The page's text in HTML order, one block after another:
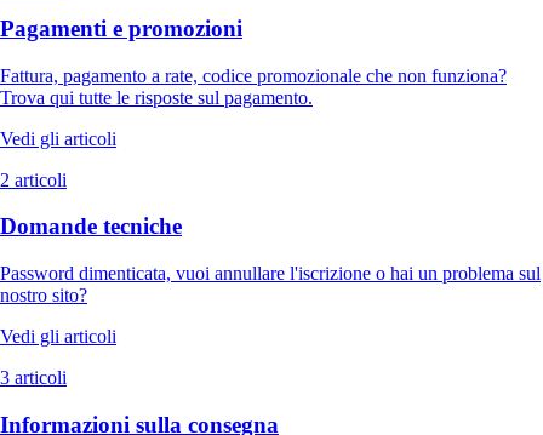
Pagamenti e promozioni
Fattura, pagamento a rate, codice promozionale che non funziona?
Trova qui tutte le risposte sul pagamento.
Vedi gli articoli
2 articoli
Domande tecniche
Password dimenticata, vuoi annullare l'iscrizione o hai un problema sul
nostro sito?
Vedi gli articoli
3 articoli
Informazioni sulla consegna